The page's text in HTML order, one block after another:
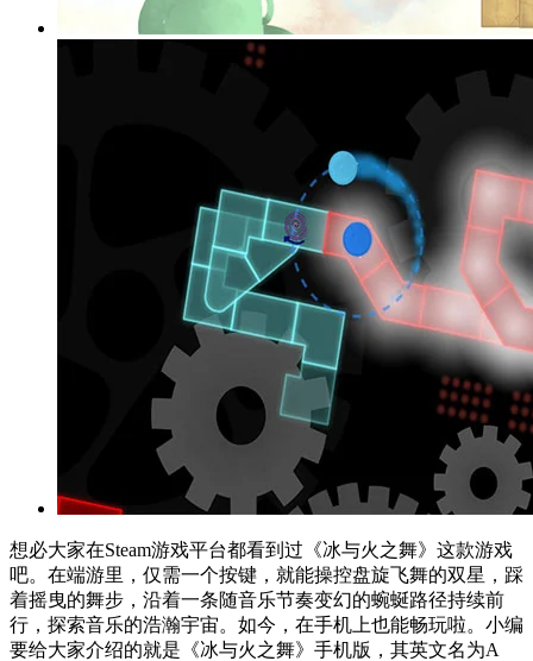
想必大家在Steam游戏平台都看到过《冰与火之舞》这款游戏
吧。在端游里，仅需一个按键，就能操控盘旋飞舞的双星，踩
着摇曳的舞步，沿着一条随音乐节奏变幻的蜿蜒路径持续前
行，探索音乐的浩瀚宇宙。如今，在手机上也能畅玩啦。小编
要给大家介绍的就是《冰与火之舞》手机版，其英文名为A